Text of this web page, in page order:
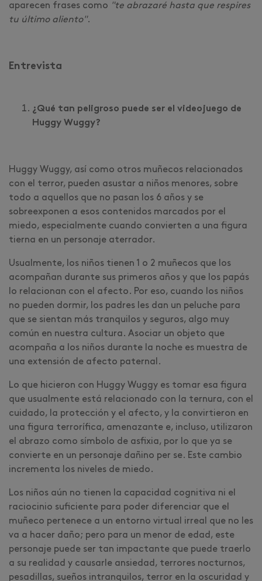
aparecen frases como "te abrazaré hasta que respires
tu último aliento".
Entrevista
¿Qué tan peligroso puede ser el videojuego de
Huggy Wuggy?
Huggy Wuggy, así como otros muñecos relacionados
con el terror, pueden asustar a niños menores, sobre
todo a aquellos que no pasan los 6 años y se
sobreexponen a esos contenidos marcados por el
miedo, especialmente cuando convierten a una figura
tierna en un personaje aterrador.
Usualmente, los niños tienen 1 o 2 muñecos que los
acompañan durante sus primeros años y que los papás
lo relacionan con el afecto. Por eso, cuando los niños
no pueden dormir, los padres les dan un peluche para
que se sientan más tranquilos y seguros, algo muy
común en nuestra cultura. Asociar un objeto que
acompaña a los niños durante la noche es muestra de
una extensión de afecto paternal.
Lo que hicieron con Huggy Wuggy es tomar esa figura
que usualmente está relacionado con la ternura, con el
cuidado, la protección y el afecto, y la convirtieron en
una figura terrorífica, amenazante e, incluso, utilizaron
el abrazo como símbolo de asfixia, por lo que ya se
convierte en un personaje dañino per se. Este cambio
incrementa los niveles de miedo.
Los niños aún no tienen la capacidad cognitiva ni el
raciocinio suficiente para poder diferenciar que el
muñeco pertenece a un entorno virtual irreal que no les
va a hacer daño; pero para un menor de edad, este
personaje puede ser tan impactante que puede traerlo
a su realidad y causarle ansiedad, terrores nocturnos,
pesadillas, sueños intranquilos, terror en la oscuridad y